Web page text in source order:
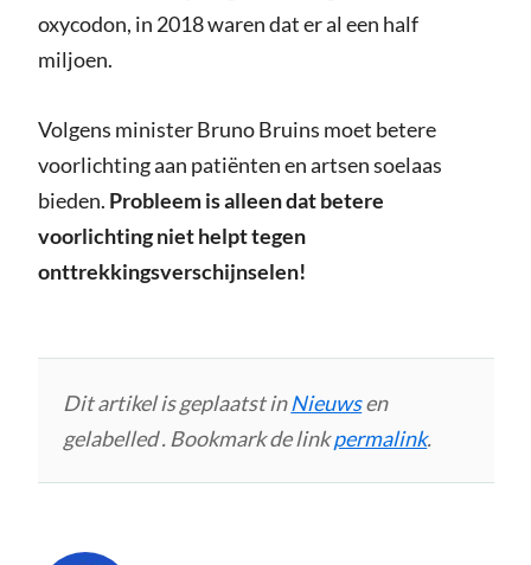
oxycodon, in 2018 waren dat er al een half
miljoen.
Volgens minister Bruno Bruins moet betere
voorlichting aan patiënten en artsen soelaas
bieden. Probleem is alleen dat betere
voorlichting niet helpt tegen
onttrekkingsverschijnselen!
Dit artikel is geplaatst inNieuwsen
gelabelled . Bookmark de linkpermalink.